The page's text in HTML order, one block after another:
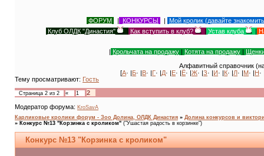
ФОРУМ | КОНКУРСЫ | Мой кролик (давайте
Клуб ОЛДК "Династия"
| Как вступить в клуб? | Устав клуба |
| Крольчата на продажу | Котята на продажу |
Алфавитный справочник
[А· |Б· |В· |Г· |Д· |Е· |Ё· |Ж· |З· |И· |К· |Л· |М· |Н·
Тему просматривают: Гость
Страница 2 из 2 « 1
2
Модератор форума: KroSavA
Карликовые кролики форум - Зоо Долина, ОЛДК Династия » Долина конкурсов и
» Конкурс №13 "Корзинка с кроликом" ("Ушастая радость в корзинке")
Конкурс №13 "Корзинка с кроликом"